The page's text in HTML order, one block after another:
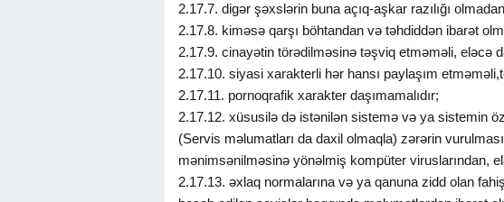
2.17.7. digər şəxslərin buna açıq-aşkar razılığı
2.17.8. kiməsə qarşı böhtandan və təhdiddən ibarət
2.17.9. cinayətin törədilməsinə təşviq etməməli, eləcə
2.17.10. siyasi xarakterli hər hansı paylaşım
2.17.11. pornoqrafik xarakter daşımamalıdır;
2.17.12. xüsusilə də istənilən sistemə və ya sistemin
(Servis məlumatları da daxil olmaqla) zərərin
mənimsənilməsinə yönəlmiş kompüter viruslarından,
2.17.13. əxlaq normalarına və ya qanuna zidd olan